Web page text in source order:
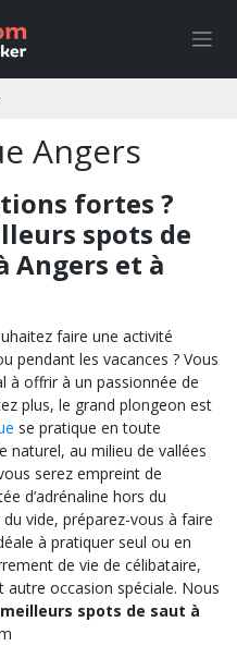
Angers
fortes ?
spots de
Angers et à
faire une activité
pendant les vacances ? Vous
à offrir à un passionnée de
plus, le grand plongeon est
se pratique en toute
naturel, au milieu de vallées
serez empreint de
d’adrénaline hors du
vide, préparez-vous à faire
à pratiquer seul ou en
de vie de célibataire,
occasion spéciale. Nous
meilleurs spots de saut à